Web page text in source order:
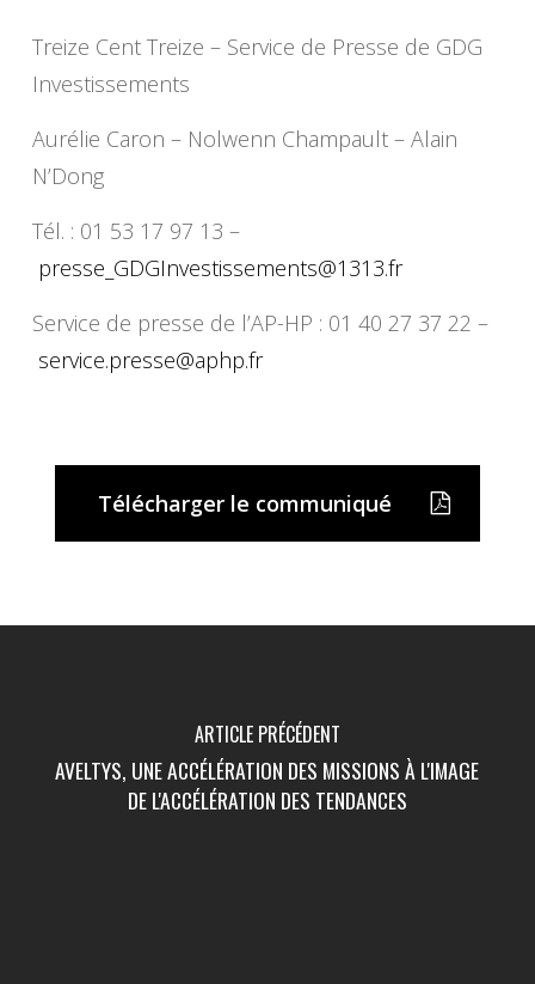
Treize Cent Treize – Service de Presse de GDG
Investissements
Aurélie Caron – Nolwenn Champault – Alain
N’Dong
Tél. : 01 53 17 97 13 –
presse_GDGInvestissements@1313.fr
Service de presse de l’AP-HP : 01 40 27 37 22 –
service.presse@aphp.fr
Télécharger le communiqué
ARTICLE PRÉCÉDENT
AVELTYS, UNE ACCÉLÉRATION DES MISSIONS À L'IMAGE
DE L'ACCÉLÉRATION DES TENDANCES